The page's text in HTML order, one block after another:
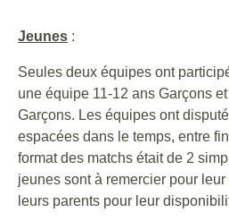
Jeunes :
Seules deux équipes ont
une équipe 11-12 ans Garçons
Garçons. Les équipes ont
espacées dans le temps, entre
format des matchs était de 2
jeunes sont à remercier pour
leurs parents pour leur